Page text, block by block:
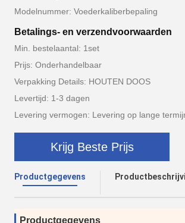
Modelnummer: Voederkaliberbepaling
Betalings- en verzendvoorwaarden
Min. bestelaantal: 1set
Prijs: Onderhandelbaar
Verpakking Details: HOUTEN DOOS
Levertijd: 1-3 dagen
Levering vermogen: Levering op lange
Krijg Beste Prijs
Productgegevens
Productgegevens